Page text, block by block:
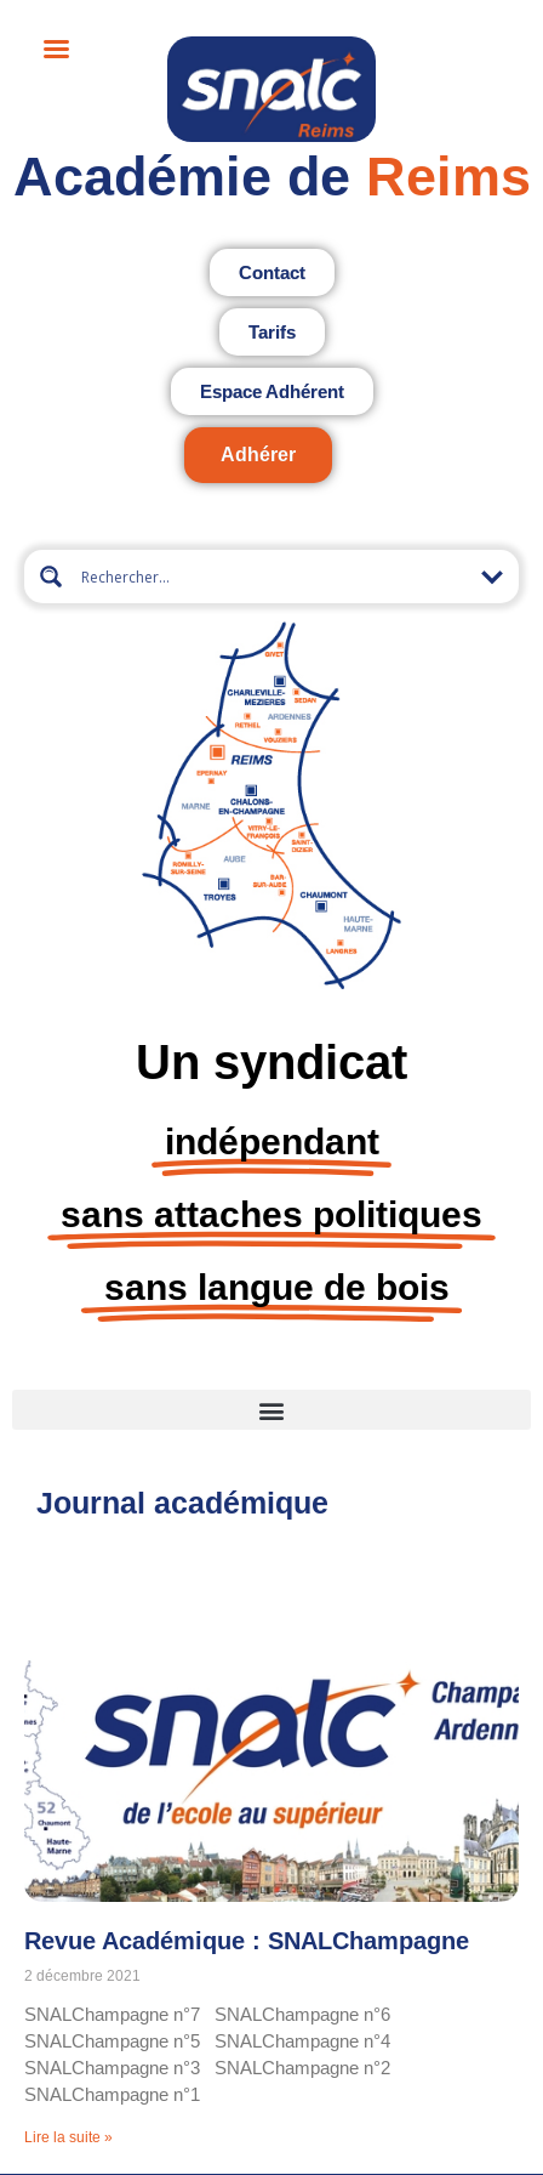
Académie de Reims
Contact
Tarifs
Espace Adhérent
Adhérer
Un syndicat
indépendant
sans attaches politiques
sans langue de bois
Journal académique
Revue Académique : SNALChampagne
2 décembre 2021
SNALChampagne n°7 SNALChampagne n°6
SNALChampagne n°5 SNALChampagne n°4
SNALChampagne n°3 SNALChampagne n°2
SNALChampagne n°1
Lire la suite »